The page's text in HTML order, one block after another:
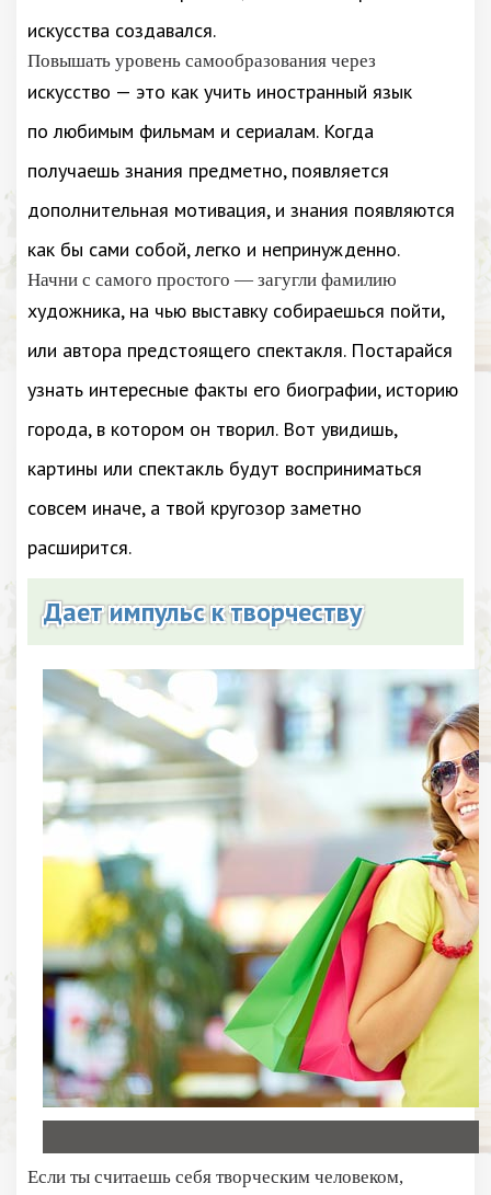
искусства создавался.
Повышать уровень самообразования через
искусство — это как учить иностранный язык
по любимым фильмам и сериалам. Когда
получаешь знания предметно, появляется
дополнительная мотивация, и знания появляются
как бы сами собой, легко и непринужденно.
Начни с самого простого — загугли фамилию
художника, на чью выставку собираешься пойти,
или автора предстоящего спектакля. Постарайся
узнать интересные факты его биографии, историю
города, в котором он творил. Вот увидишь,
картины или спектакль будут восприниматься
совсем иначе, а твой кругозор заметно
расширится.
Дает импульс к творчеству
Если ты считаешь себя творческим человеком,